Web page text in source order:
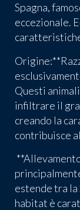
Spagna,
eccezionale.
Questi
infiltrare il
creando la
contribuisce
estende tra
habitat è